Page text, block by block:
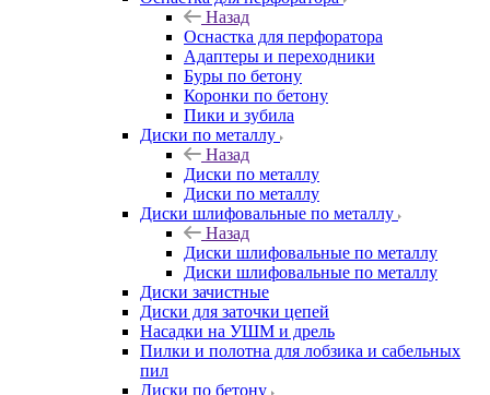
Назад
Оснастка для перфоратора
Адаптеры и переходники
Буры по бетону
Коронки по бетону
Пики и зубила
Диски по металлу
Назад
Диски по металлу
Диски по металлу
Диски шлифовальные по металлу
Назад
Диски шлифовальные по металлу
Диски шлифовальные по металлу
Диски зачистные
Диски для заточки цепей
Насадки на УШМ и дрель
Пилки и полотна для лобзика и сабельных
пил
Диски по бетону